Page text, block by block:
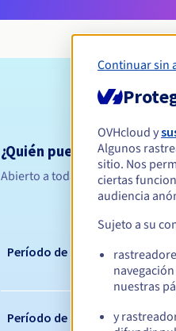
¿Quién puede registrar
Abierto a todas las personas
Período de registro
Período de renovación
Continuar sin
OVHcloud y
Algunos
sitio. Nos
ciertas
audiencia
Sujeto a su
nuestras
y